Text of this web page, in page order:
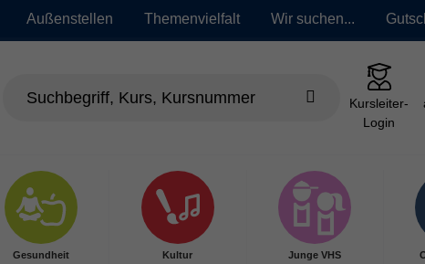
Außenstellen Themenvielfalt Wir suchen...
Kursleiter-
Login
Gesundheit Kultur Junge VHS